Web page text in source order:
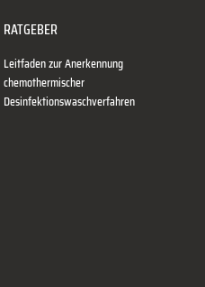
RATGEBER
Leitfaden zur Anerkennung
chemothermischer
Desinfektionswaschverfahren